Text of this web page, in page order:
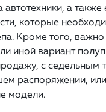
а также
которые
Кроме того, важно
иной вариант
с седельным
распоряжении,
модели.